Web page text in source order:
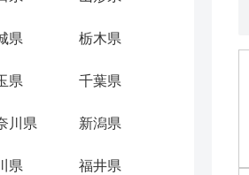
県 栃木県
県 千葉県
川県 新潟県
県 福井県